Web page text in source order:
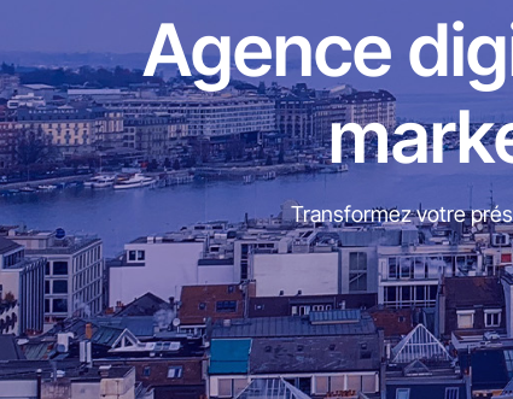
Agence
Transformez votre